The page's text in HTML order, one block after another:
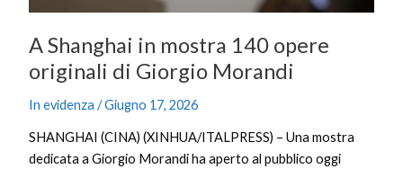
A Shanghai in mostra 140 opere
originali di Giorgio Morandi
In evidenza /Giugno 17, 2026
SHANGHAI (CINA) (XINHUA/ITALPRESS) – Una mostra
dedicata a Giorgio Morandi ha aperto al pubblico oggi